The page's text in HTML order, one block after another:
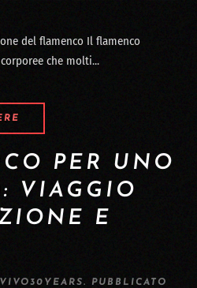
del flamenco Il flamenco
che molti...
PER UNO
VIAGGIO
E
. PUBBLICATO